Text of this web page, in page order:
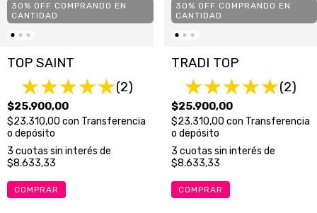
30% OFF COMPRANDO EN
CANTIDAD
TOP SAINT
(2)
$25.900,00
$23.310,00 con Transferencia
o depósito
3 cuotas sin interés de
$8.633,33
COMPRAR
30% OFF COMPRANDO EN
CANTIDAD
TRADI TOP
(2)
$25.900,00
$23.310,00 con Transferencia
o depósito
3 cuotas sin interés de
$8.633,33
COMPRAR